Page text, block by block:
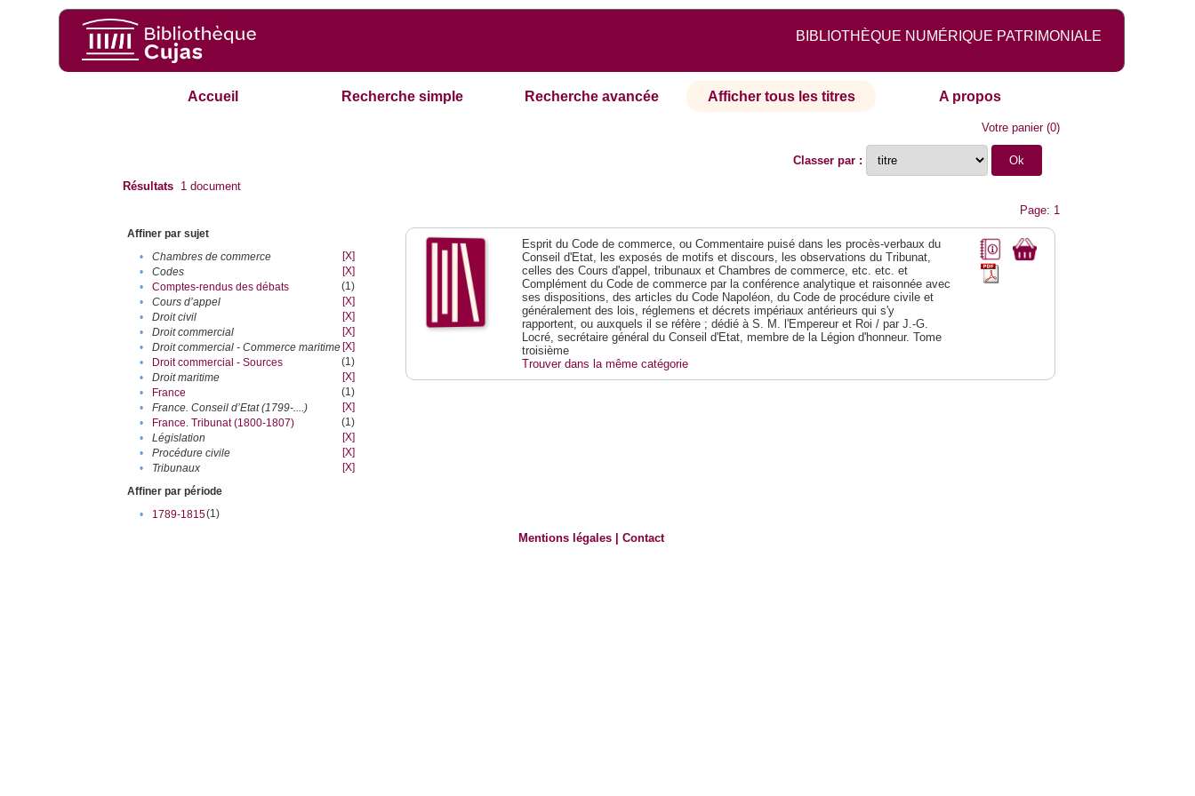
BIBLIOTHÈQUE NUMÉRIQUE PATRIMONIALE
Accueil Recherche simple Recherche avancée Afficher tous les titres A propos
Votre panier(0)
Classer par :
Résultats 1 document
Page: 1
Affiner par sujet
•
Chambres de commerce
[X]
•
Codes
[X]
•
Comptes-rendus des débats
(1)
•
Cours d’appel
[X]
•
Droit civil
[X]
•
Droit commercial
[X]
•
Droit commercial - Commerce maritime [X]
•
Droit commercial - Sources
(1)
•
Droit maritime
[X]
•
France
(1)
•
France. Conseil d’Etat (1799-....)
[X]
•
France. Tribunat (1800-1807)
(1)
•
Législation
[X]
•
Procédure civile
[X]
•
Tribunaux
[X]
Affiner par période
•
1789-1815(1)
Esprit du Code de commerce, ou Commentaire puisé dans les procès-verbaux du
Conseil d'Etat, les exposés de motifs et discours, les observations du Tribunat,
celles des Cours d'appel, tribunaux et Chambres de commerce, etc. etc. et
Complément du Code de commerce par la conférence analytique et raisonnée avec
ses dispositions, des articles du Code Napoléon, du Code de procédure civile et
généralement des lois, réglemens et décrets impériaux antérieurs qui s'y
rapportent, ou auxquels il se réfère ; dédié à S. M. l'Empereur et Roi / par J.-G.
Locré, secrétaire général du Conseil d'Etat, membre de la Légion d'honneur. Tome
troisième
Trouver dans la même catégorie
Mentions légales |Contact